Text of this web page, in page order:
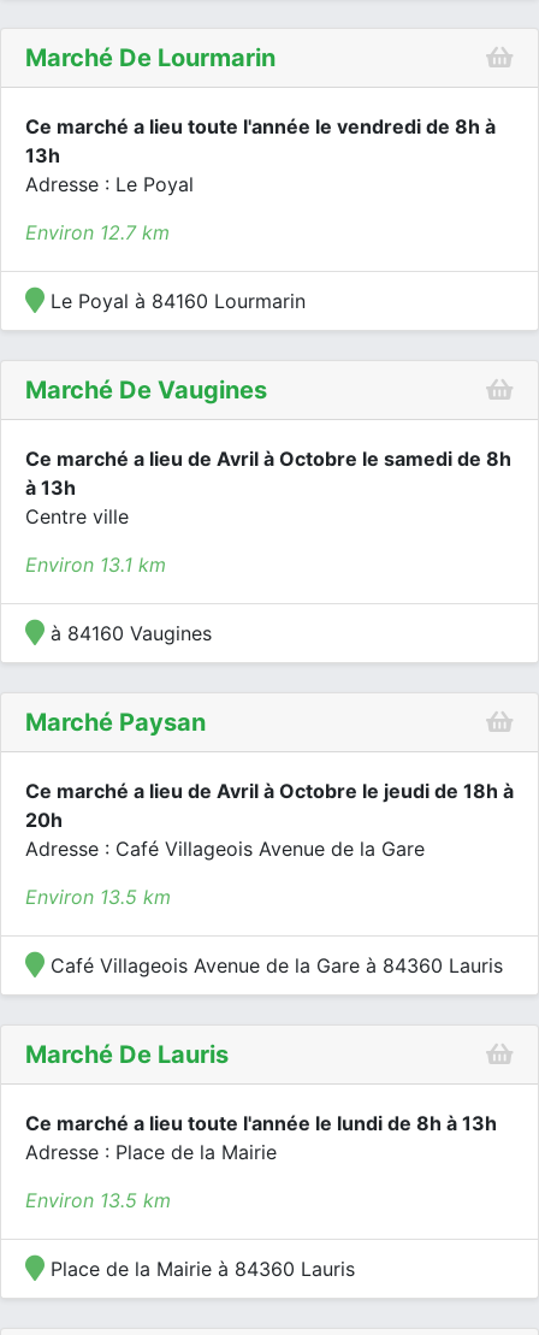
Marché De Lourmarin
Ce marché a lieu toute l'année le vendredi de 8h à
13h
Adresse : Le Poyal
Environ 12.7 km
Le Poyal à 84160 Lourmarin
Marché De Vaugines
Ce marché a lieu de Avril à Octobre le samedi de 8h
à 13h
Centre ville
Environ 13.1 km
à 84160 Vaugines
Marché Paysan
Ce marché a lieu de Avril à Octobre le jeudi de 18h à
20h
Adresse : Café Villageois Avenue de la Gare
Environ 13.5 km
Café Villageois Avenue de la Gare à 84360 Lauris
Marché De Lauris
Ce marché a lieu toute l'année le lundi de 8h à 13h
Adresse : Place de la Mairie
Environ 13.5 km
Place de la Mairie à 84360 Lauris